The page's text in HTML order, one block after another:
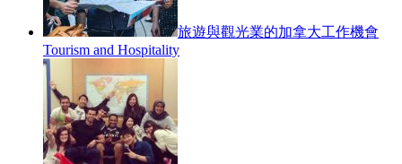
旅遊與觀光業的加拿大工作機會
Tourism and Hospitality